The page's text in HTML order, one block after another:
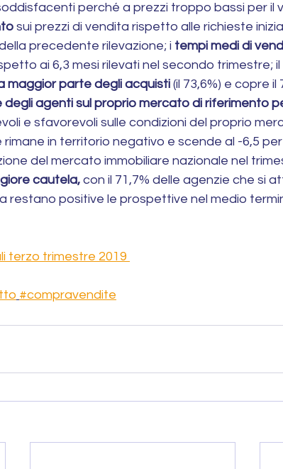
perché a prezzi troppo bassi per il
sui prezzi di vendita rispetto alle richieste
precedente rilevazione; i tempi medi di
ai 6,3 mesi rilevati nel secondo trimestre; il
maggior parte degli acquisti (il 73,6%) e copre il
agenti sul proprio mercato di riferimento
e sfavorevoli sulle condizioni del proprio
in territorio negativo e scende al -6,5 per
del mercato immobiliare nazionale nel
cautela, con il 71,7% delle agenzie che si
restano positive le prospettive nel medio
terzo trimestre 2019
#compravendite